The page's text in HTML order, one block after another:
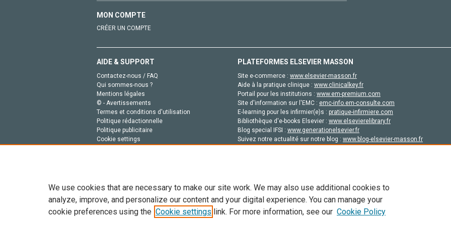
MON COMPTE
CRÉER UN COMPTE
AIDE & SUPPORT
Contactez-nous / FAQ
Qui sommes-nous ?
Mentions légales
© - Avertissements
Termes et conditions d'utilisation
Politique rédactionnelle
Politique publicitaire
Cookie settings
PLATEFORMES ELSEVIER MASSON
Site e-commerce : www.elsevier-masson.fr
Aide à la pratique clinique : www.clinicalkey.fr
Portail pour les institutions : www.em-premium.com
Site d'information sur l'EMC : emc-info.em-consulte.com
E-learning pour les infirmier(e)s : pratique-infirmiere.com
Bibliothèque d'e-books Elsevier : www.elsevierelibrary.fr
Blog special IFSI : www.generationelsevier.fr
Suivez notre actualité sur notre blog : www.blog-elsevier-masson.fr
Tout le contenu de ce site: Copyright © 2026 Elsevier, ses concédants de licence et ses contributeurs. Tout les droits sont réservés,
de données, a la formation en IA et aux technologies similaires. Pour tout contenu en libre accès, les conditions de licence
We use cookies that are necessary to make our site work. We may also use additional cookies to
analyze, improve, and personalize our content and your digital experience. You can manage your
cookie preferences using the Cookie settings link. For more information, see our Cookie Policy